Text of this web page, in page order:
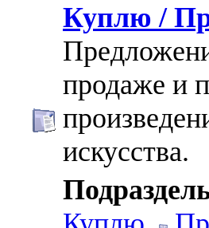
Куплю /
продаже и
искусства.